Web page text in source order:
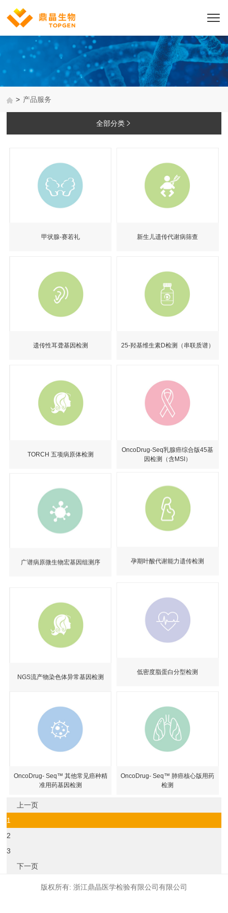
> 产品服务
全部分类
甲状腺-赛若礼 新生儿遗传代谢病筛查
遗传性耳聋基因检测 25-羟基维生素D检测（串联质谱）
TORCH 五项病原体检测
OncoDrug-Seq乳腺癌综合版45基
因检测（含MSI）
广谱病原微生物宏基因组测序 孕期叶酸代谢能力遗传检测
低密度脂蛋白分型检测
OncoDrug- Seq™ 其他常见癌种精
准用药基因检测
OncoDrug- Seq™ 肺癌核心版用药
检测
上一页
1
2
3
下一页
版权所有: 浙江鼎晶医学检验有限公司有限公司